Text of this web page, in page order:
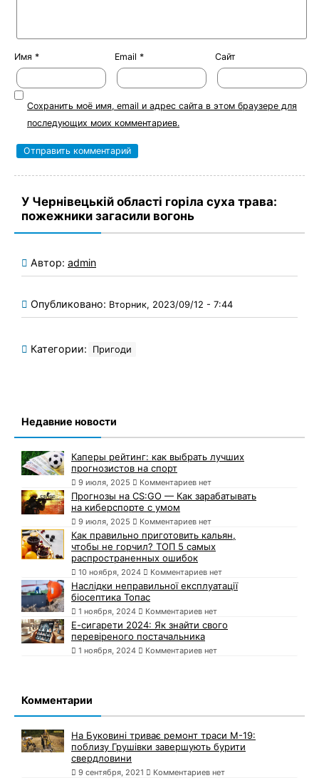
Имя * Email * Сайт
Сохранить моё имя, email и адрес сайта в этом браузере для
последующих моих комментариев.
У Чернівецькій області горіла суха трава:
пожежники загасили вогонь
Автор: admin
Опубликовано: Вторник, 2023/09/12 - 7:44
Категории: Пригоди
Недавние новости
Каперы рейтинг: как выбрать лучших
прогнозистов на спорт
9 июля, 2025 Комментариев нет
Прогнозы на CS:GO — Как зарабатывать
на киберспорте с умом
9 июля, 2025 Комментариев нет
Как правильно приготовить кальян,
чтобы не горчил? ТОП 5 самых
распространенных ошибок
10 ноября, 2024 Комментариев нет
Наслідки неправильної експлуатації
біосептика Топас
1 ноября, 2024 Комментариев нет
Е-сигарети 2024: Як знайти свого
перевіреного постачальника
1 ноября, 2024 Комментариев нет
Комментарии
На Буковині триває ремонт траси М-19:
поблизу Грушівки завершують бурити
свердловини
9 сентября, 2021 Комментариев нет